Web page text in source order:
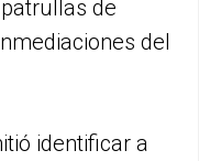
de
del
identificar a